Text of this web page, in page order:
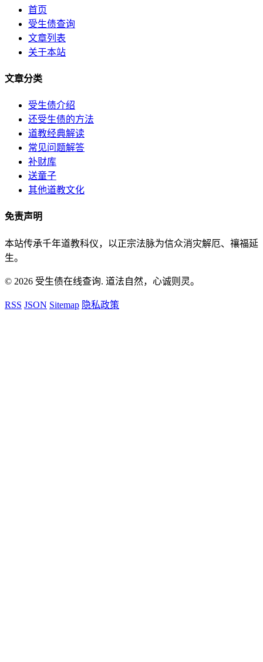
首页
受生债查询
文章列表
关于本站
文章分类
受生债介绍
还受生债的方法
道教经典解读
常见问题解答
补财库
送童子
其他道教文化
免责声明
本站传承千年道教科仪，以正宗法脉为信众消灾解厄、禳福延
生。
© 2026 受生债在线查询. 道法自然，心诚则灵。
RSS JSON Sitemap 隐私政策